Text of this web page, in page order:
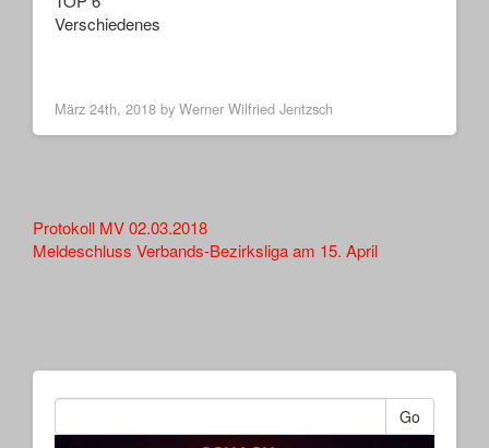
Verschiedenes
März 24th, 2018 by Werner Wilfried Jentzsch
Other
Articles
Protokoll MV 02.03.2018
Meldeschluss Verbands-Bezirksliga am 15. April
Go